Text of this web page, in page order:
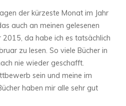
der kürzeste Monat im Jahr
auch an meinen gelesenen
2015, da habe ich es tatsächlich
zu lesen. So viele Bücher in
nie wieder geschafft.
sein und meine im
haben mir alle sehr gut